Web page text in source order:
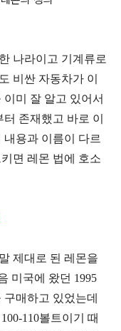
나라이고 기계류로
비싼 자동차가 이
미 잘 알고 있어서
존재했고 바로 이
내용과 이름이 다르
면 레몬 법에 호소
제대로 된 레몬을
미국에 왔던 1995
매하고 있었는데
100-110볼트이기 때